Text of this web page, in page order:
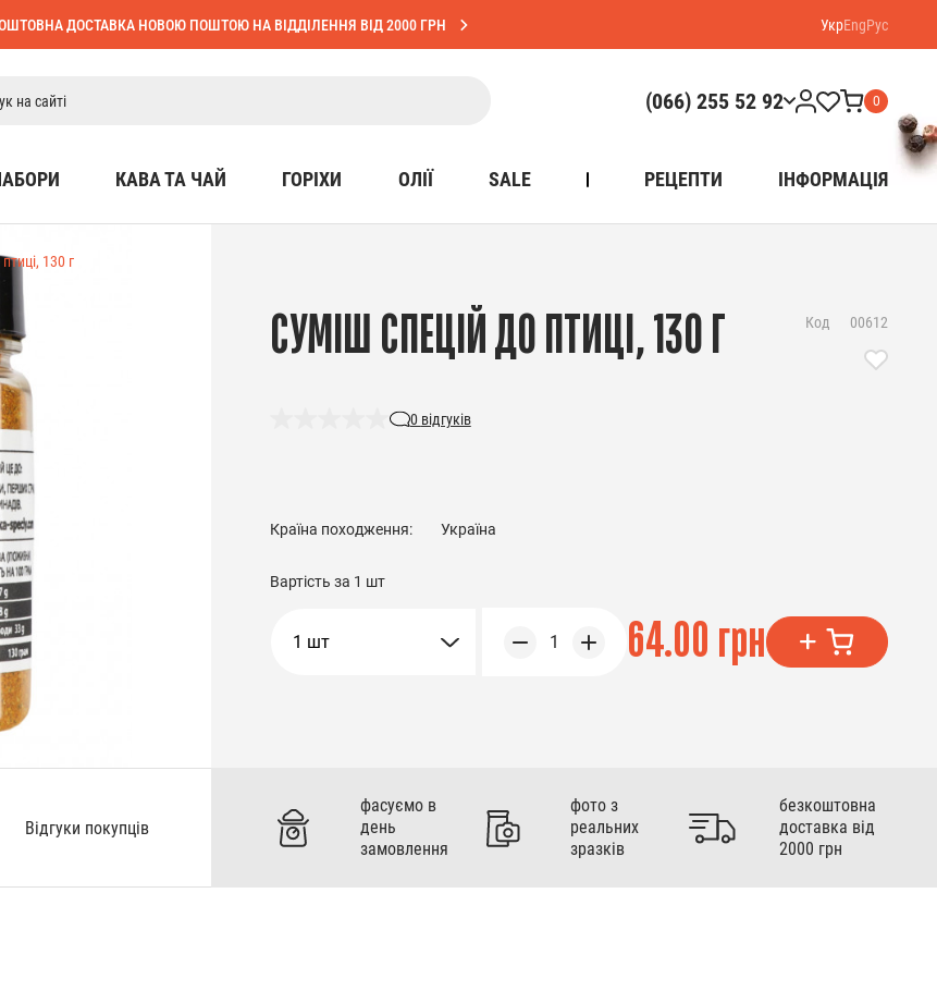
ДОСТАВКА НОВОЮ ПОШТОЮ НА ВІДДІЛЕННЯ ВІД 2000 ГРН УкрEngРус
(066) 255 52 92 0
КАВА ТА ЧАЙ ГОРІХИ ОЛІЇ SALE РЕЦЕПТИ ІНФОРМАЦІЯ
130 г
СУМІШ СПЕЦІЙ ДО ПТИЦІ, 130 Г
0 відгуків
Код 00612
Країна походження: Україна
Вартість за 1 шт
1 шт 1 64.00 грн
Відгуки покупців
фасуємо в
день
замовлення
фото з
реальних
зразків
безкоштовна
доставка від
2000 грн